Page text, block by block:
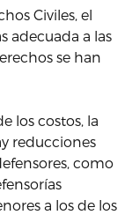
Civiles, el
adecuada a las
se han
los costos, la
reducciones
como
a los de los